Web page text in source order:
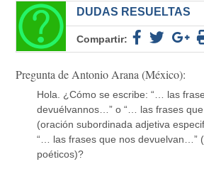
DUDAS RESUELTAS
Compartir:
Pregunta de Antonio Arana (México):
Hola. ¿Cómo se escribe: “… las
devuélvannos…” o “… las frases
(oración subordinada adjetiva
“… las frases que nos devuelvan…”
poéticos)?